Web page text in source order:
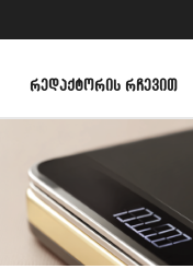
ᲠᲔᲓᲐᲥᲢᲝᲠᲘᲡ ᲠᲩᲔᲕᲘᲗ